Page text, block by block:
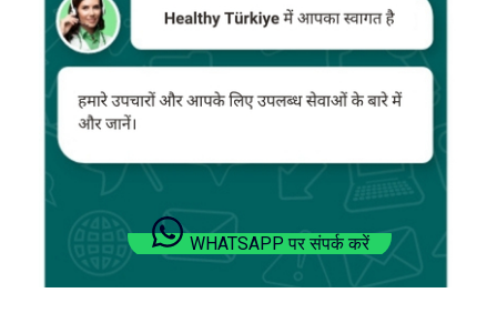
WHATSAPP पर संपर्क करें